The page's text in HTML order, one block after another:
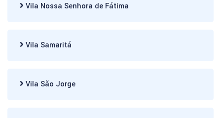
Vila Nossa Senhora de Fátima
Vila Samaritá
Vila São Jorge